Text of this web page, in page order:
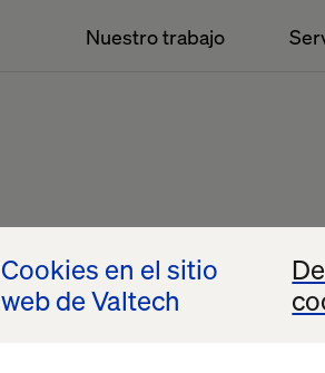
Cookies en el sitio
web de Valtech
Nuestro trabajo